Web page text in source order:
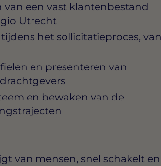
een vast klantenbestand
Utrecht
het sollicitatieproces, van
en presenteren van
en bewaken van de
van mensen, snel schakelt en